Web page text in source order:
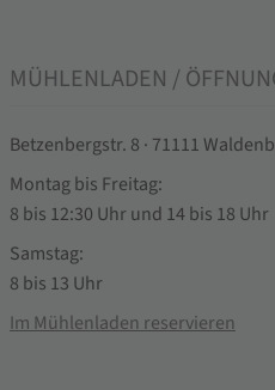
MÜHLENLADEN /
Betzenbergstr. 8 · 71111
Montag bis Freitag:
8 bis 12:30 Uhr und 14 bis 18 Uhr
Samstag:
8 bis 13 Uhr
Im Mühlenladen reservieren